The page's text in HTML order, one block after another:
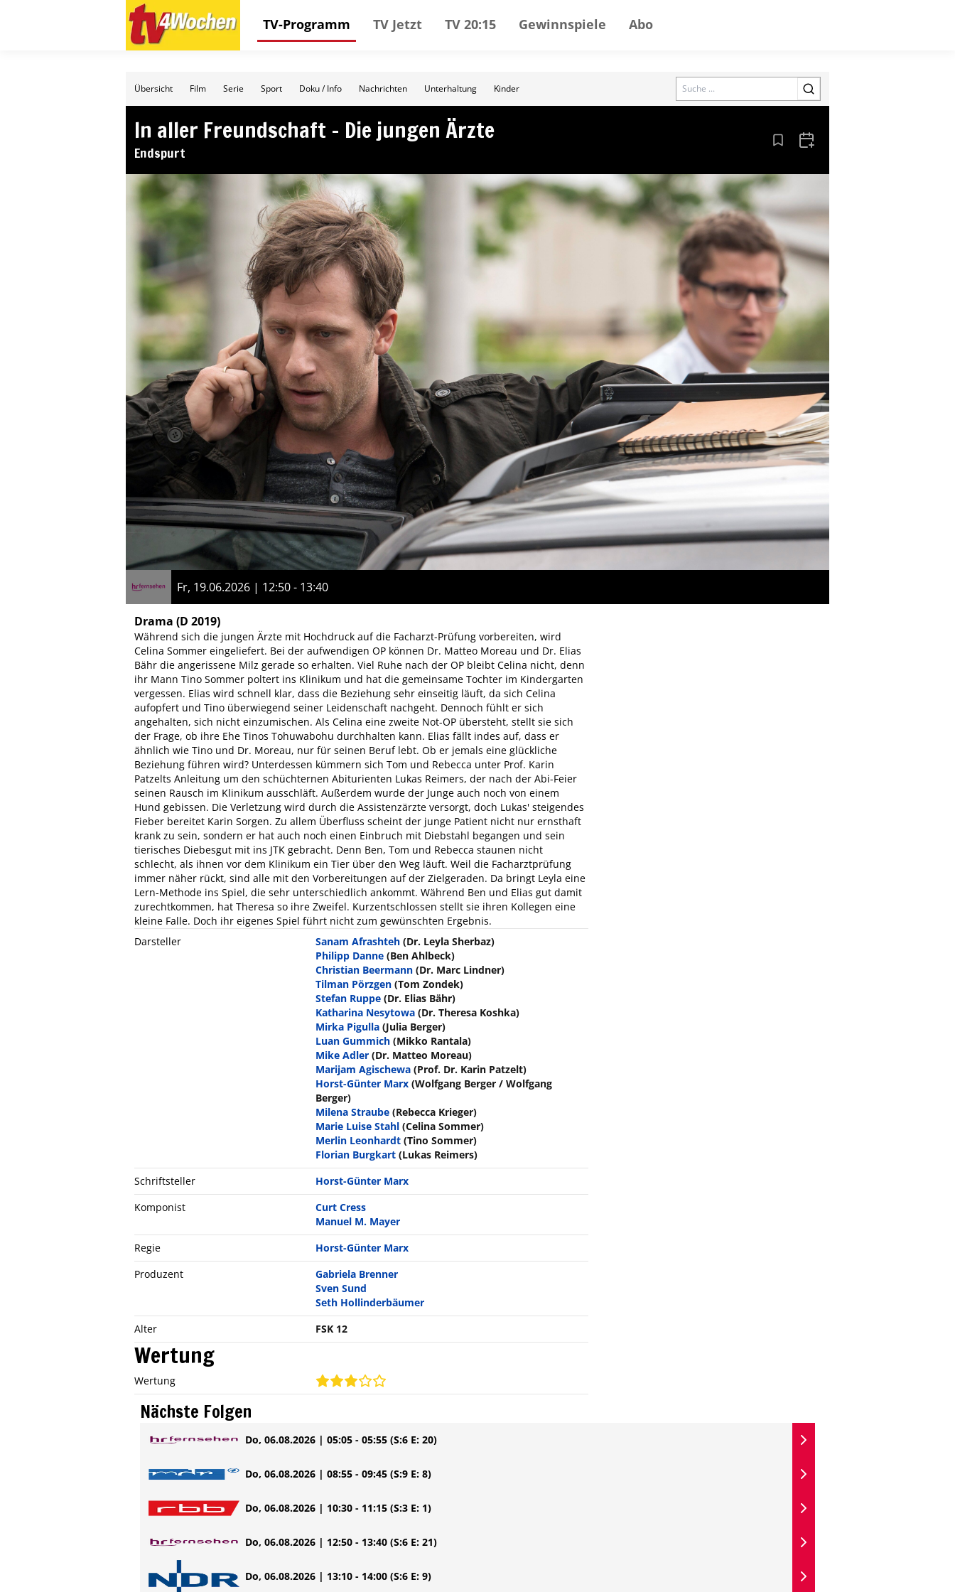
TV-Programm TV Jetzt TV 20:15 Gewinnspiele Abo
Übersicht Film Serie Sport Doku / Info Nachrichten Unterhaltung Kinder Search
In aller Freundschaft – Die jungen Ärzte
Endspurt Aus den Lesezeichen entfernen
Zum Kalender hinzufügen
Fr, 19.06.2026 | 12:50 - 13:40
Drama (D 2019)
Während sich die jungen Ärzte mit Hochdruck auf die Facharzt-Prüfung vorbereiten, wird
Celina Sommer eingeliefert. Bei der aufwendigen OP können Dr. Matteo Moreau und Dr. Elias
Bähr die angerissene Milz gerade so erhalten. Viel Ruhe nach der OP bleibt Celina nicht, denn
ihr Mann Tino Sommer poltert ins Klinikum und hat die gemeinsame Tochter im Kindergarten
vergessen. Elias wird schnell klar, dass die Beziehung sehr einseitig läuft, da sich Celina
aufopfert und Tino überwiegend seiner Leidenschaft nachgeht. Dennoch fühlt er sich
angehalten, sich nicht einzumischen. Als Celina eine zweite Not-OP übersteht, stellt sie sich
der Frage, ob ihre Ehe Tinos Tohuwabohu durchhalten kann. Elias fällt indes auf, dass er
ähnlich wie Tino und Dr. Moreau, nur für seinen Beruf lebt. Ob er jemals eine glückliche
Beziehung führen wird? Unterdessen kümmern sich Tom und Rebecca unter Prof. Karin
Patzelts Anleitung um den schüchternen Abiturienten Lukas Reimers, der nach der Abi-Feier
seinen Rausch im Klinikum ausschläft. Außerdem wurde der Junge auch noch von einem
Hund gebissen. Die Verletzung wird durch die Assistenzärzte versorgt, doch Lukas' steigendes
Fieber bereitet Karin Sorgen. Zu allem Überfluss scheint der junge Patient nicht nur ernsthaft
krank zu sein, sondern er hat auch noch einen Einbruch mit Diebstahl begangen und sein
tierisches Diebesgut mit ins JTK gebracht. Denn Ben, Tom und Rebecca staunen nicht
schlecht, als ihnen vor dem Klinikum ein Tier über den Weg läuft. Weil die Facharztprüfung
immer näher rückt, sind alle mit den Vorbereitungen auf der Zielgeraden. Da bringt Leyla eine
Lern-Methode ins Spiel, die sehr unterschiedlich ankommt. Während Ben und Elias gut damit
zurechtkommen, hat Theresa so ihre Zweifel. Kurzentschlossen stellt sie ihren Kollegen eine
kleine Falle. Doch ihr eigenes Spiel führt nicht zum gewünschten Ergebnis.
Darsteller
Sanam Afrashteh (Dr. Leyla Sherbaz)
Philipp Danne (Ben Ahlbeck)
Christian Beermann (Dr. Marc Lindner)
Tilman Pörzgen (Tom Zondek)
Stefan Ruppe (Dr. Elias Bähr)
Katharina Nesytowa (Dr. Theresa Koshka)
Mirka Pigulla (Julia Berger)
Luan Gummich (Mikko Rantala)
Mike Adler (Dr. Matteo Moreau)
Marijam Agischewa (Prof. Dr. Karin Patzelt)
Horst-Günter Marx (Wolfgang Berger / Wolfgang
Berger)
Milena Straube (Rebecca Krieger)
Marie Luise Stahl (Celina Sommer)
Merlin Leonhardt (Tino Sommer)
Florian Burgkart (Lukas Reimers)
Schriftsteller
Horst-Günter Marx
Komponist
Curt Cress
Manuel M. Mayer
Regie
Horst-Günter Marx
Produzent
Gabriela Brenner
Sven Sund
Seth Hollinderbäumer
Alter
FSK 12
Wertung
Wertung
Nächste Folgen
Do, 06.08.2026 | 05:05 - 05:55 (S:6 E: 20)
Do, 06.08.2026 | 08:55 - 09:45 (S:9 E: 8)
Do, 06.08.2026 | 10:30 - 11:15 (S:3 E: 1)
Do, 06.08.2026 | 12:50 - 13:40 (S:6 E: 21)
Do, 06.08.2026 | 13:10 - 14:00 (S:6 E: 9)